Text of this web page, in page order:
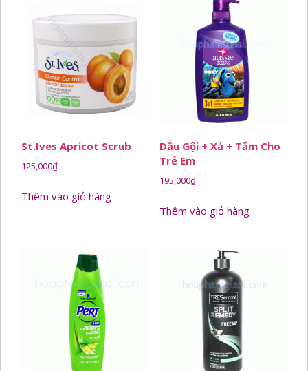
St.ives Apricot Scrub
125,000₫
Thêm vào giỏ hàng
Dầu Gội + Xả + Tắm Cho
Trẻ Em
195,000₫
Thêm vào giỏ hàng